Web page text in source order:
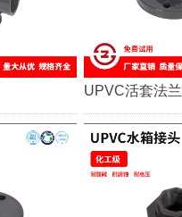
UPVC活套法兰